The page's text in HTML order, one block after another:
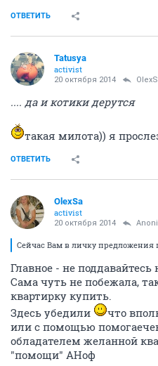
ОТВЕТИТЬ
Tatusya
activist
20 октября 2014
.... да и котики дерутся
такая милота)) я
ОТВЕТИТЬ
OlexSa
activist
20 октября 2014
Сейчас Вам в личку предложения
Главное - не поддавайтесь
Сама чуть не побежала,
квартирку купить.
Здесь убедили
что
или с помощью
обладателем желанной
"помощи" АНоф